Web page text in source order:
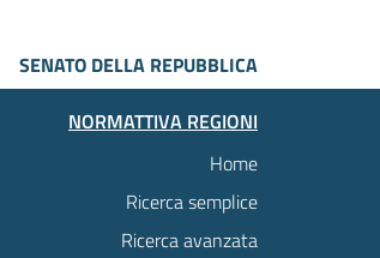
SENATO DELLA REPUBBLICA
NORMATTIVA REGIONI
Home
Ricerca semplice
Ricerca avanzata